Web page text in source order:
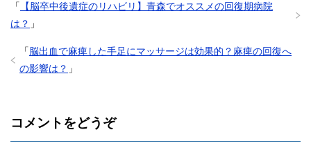
「
【脳卒中後遺症のリハビリ】青森でオススメの回復期病院
は？ 」
「脳出血で麻痺した手足にマッサージは効果的？麻痺の回復へ
の影響は？ 」
コメントをどうぞ